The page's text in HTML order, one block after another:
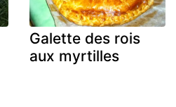
Galette des rois
aux myrtilles